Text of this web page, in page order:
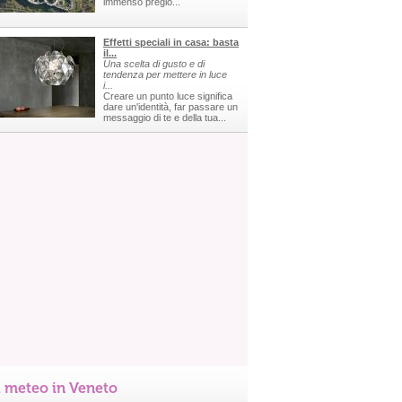
Effetti speciali in casa: basta
il...
Una scelta di gusto e di
tendenza per mettere in luce
i...
Creare un punto luce significa
dare un'identità, far passare un
messaggio di te e della tua...
meteo in Veneto